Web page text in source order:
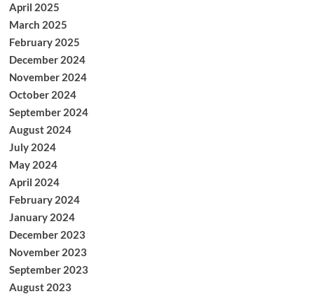
April 2025
March 2025
February 2025
December 2024
November 2024
October 2024
September 2024
August 2024
July 2024
May 2024
April 2024
February 2024
January 2024
December 2023
November 2023
September 2023
August 2023